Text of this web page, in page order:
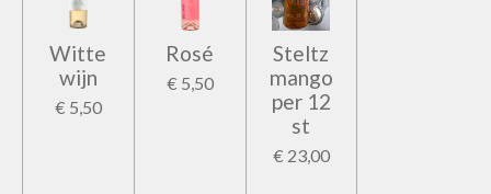
Witte
wijn
€ 5,50
Rosé
€ 5,50
Steltz
mango
per 12
st
€ 23,00